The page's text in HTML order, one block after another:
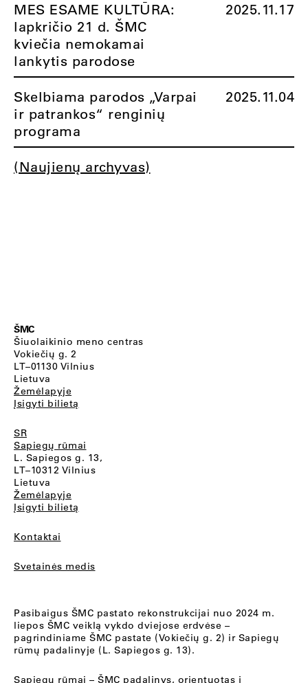
MES ESAME KULTŪRA:
lapkričio 21 d. ŠMC
kviečia nemokamai
lankytis parodose
2025.11.17
Skelbiama parodos „Varpai
ir patrankos“ renginių
programa
2025.11.04
(Naujienų archyvas)
ŠMC
Šiuolaikinio meno centras
Vokiečių g. 2
LT–01130 Vilnius
Lietuva
Žemėlapyje
Įsigyti bilietą
SR
Sapiegų rūmai
L. Sapiegos g. 13,
LT–10312 Vilnius
Lietuva
Žemėlapyje
Įsigyti bilietą
Kontaktai
Svetainės medis
Pasibaigus ŠMC pastato rekonstrukcijai nuo 2024 m.
liepos ŠMC veiklą vykdo dviejose erdvėse –
pagrindiniame ŠMC pastate (Vokiečių g. 2) ir Sapiegų
rūmų padalinyje (L. Sapiegos g. 13).
Sapiegų rūmai – ŠMC padalinys, orientuotas į